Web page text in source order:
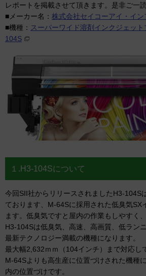
レポートを掲載させて頂きます。是非ご一読
■メーカー名： 株式会社セイコーアイ・イン
■機種： スーパーワイド溶剤インクジェッ
104S
１.H3-104Sについて
今回SII社からリリースされましたH3-104S
ております、M-64Sに採用された低臭気SX
ます。低臭気ですと屋内の作業もしやすく
H3-104Sは低臭気、高速、高画質、低ラン
最新テクノロジー満載の機種になります。
最大幅2,632ｍｍ（104インチ）まで対応し
M-64Sよりも高生産に位置づけされた機種
内の位置づけです。